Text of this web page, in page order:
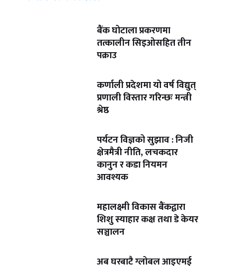
बैंक घोटाला प्रकरणमा
तत्कालीन सिइओसहित तीन
पक्राउ
कर्णाली प्रदेशमा यो वर्ष विद्युत्
प्रणाली विस्तार गरिन्छः मन्त्री
श्रेष्ठ
पर्यटन विज्ञको सुझाव : निजी
क्षेत्रमैत्री नीति, लचकदार
कानुन र कडा नियमन
आवश्यक
महालक्ष्मी विकास बैंकद्वारा
शिशु स्याहार कक्ष तथा डे केयर
सञ्चालन
अब घरबाटै ग्लोबल आइएमई